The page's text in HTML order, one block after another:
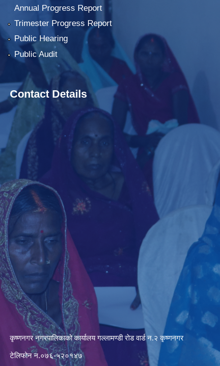
Annual Progress Report
Trimester Progress Report
Public Hearing
Public Audit
Contact Details
कृष्णनगर नगरपालिकाको कार्यालय गल्लामण्डी रोड वार्ड न.२ कृष्णनगर
टेलिफोन न.०७६-५२०१४७